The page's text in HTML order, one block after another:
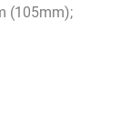
(105mm);